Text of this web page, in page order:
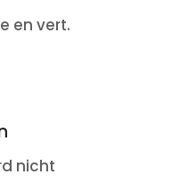
en vert.
nicht